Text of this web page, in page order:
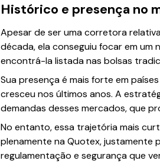
Histórico e presença no
Apesar de ser uma corretora
década, ela conseguiu focar em um
encontrá-la listada nas bolsas
Sua presença é mais forte em
cresceu nos últimos anos. A
demandas desses mercados, que
No entanto, essa trajetória mais
plenamente na Quotex, justamente
regulamentação e segurança que